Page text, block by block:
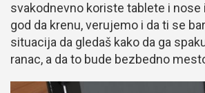
svakodnevno koriste tablete i nose
god da krenu, verujemo i da ti se
situacija da gledaš kako da ga
ranac, a da to bude bezbedno